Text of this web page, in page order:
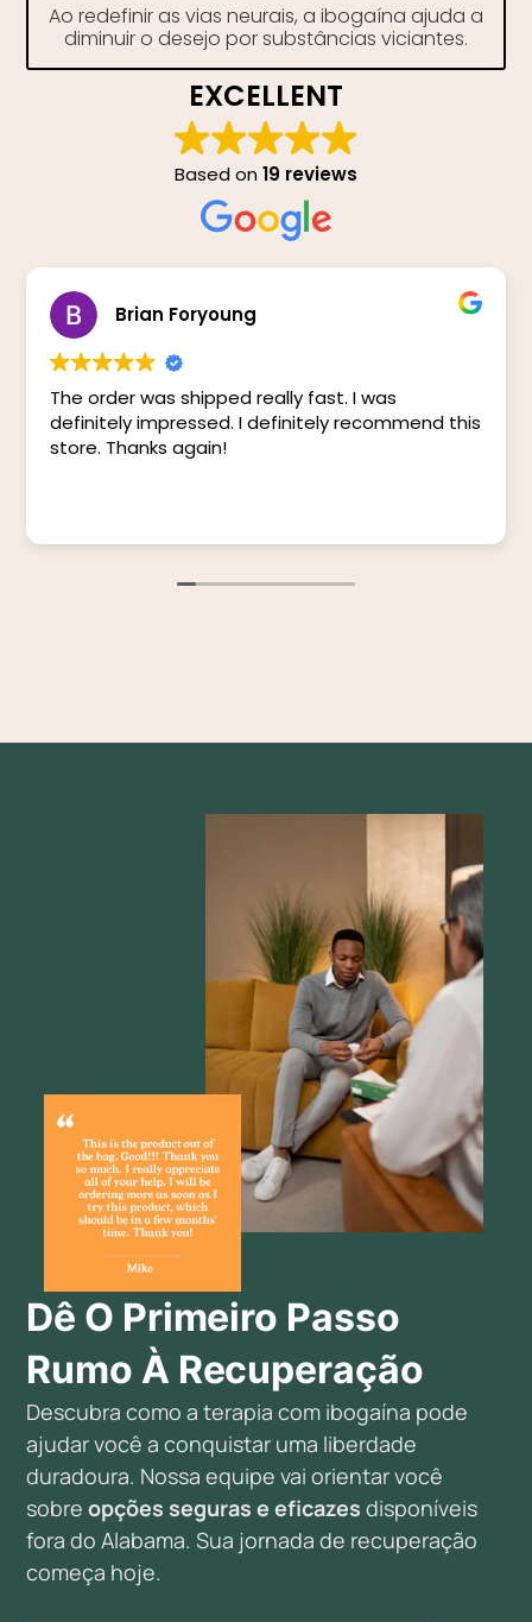
Ao redefinir as vias neurais, a ibogaína ajuda a
diminuir o desejo por substâncias viciantes.
EXCELLENT
Based on 19 reviews
Brian Foryoung
The order was shipped really fast. I was
definitely impressed. I definitely recommend this
store. Thanks again!
Dê O Primeiro Passo
Rumo À Recuperação
Descubra como a terapia com ibogaína pode
ajudar você a conquistar uma liberdade
duradoura. Nossa equipe vai orientar você
sobreopções seguras e eficazes disponíveis
fora do Alabama. Sua jornada de recuperação
começa hoje.